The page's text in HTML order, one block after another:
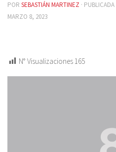
POR SEBASTIÁN MARTINEZ · PUBLICADA
MARZO 8, 2023
N° Visualizaciones 165